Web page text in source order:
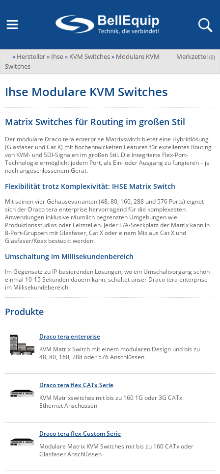
M2M Router, Antennen, VPN & SIM
SD-WAN & Bonding
KVM & Audio/Video Signalverteilung
KVM
Kabel und Verkabelung
Audio/Video
Digital Signage
USV, Energieverteilung & -messung
USV / UPS
Energiemessung
Industrielle Stromversorgung
Energieverteilung
IoT, Umgebungsmonitoring & Sensorik
IP, WLAN & GSM Sensorik
IoT - Internet of Things
Industrielle Netzwerktechnik / Kommunikation
Industrielle Computer
IT Netzwerktechnik / Kommunikation
Sonstige
Adder
ADEL system
Advantech
Advantech-Conel
AKCP / AKCess Pro
Amit
Aten
Bachmann
Black Box
Bondix
Cambium Networks
Comet System
Contemporary Controls
Digi
Elsys
Fokus Technologies
Gefen
Gude
Guntermann & Drunck
High Sec Labs
HW group
Icron
IEC Lock
Übersicht
Wissen
Neue Produkte
Veranstaltungen
Bell-Up-to-Date Magazine
Aktueller Newsletter
LAGERABVERKAUF Stromverteilung und -messung
Unternehmen
Ansprechpersonen
Veranstaltungen
Jobs & Karriere
News
Merkzettel (0)
» Hersteller» Ihse» KVM Switches» Modulare KVM
Switches
Ihse Modulare KVM Switches
Matrix Switches für Routing im großen Stil
Der modulare Draco tera enterprise Matrixswitch bietet eine Hybridlösung
(Glasfaser und Cat X) mit hochentwickelten Features für exzellentes Routing
von KVM- und SDI-Signalen im großen Stil. Die integrierte Flex-Port-
Technologie ermöglicht jedem Port, als Ein- oder Ausgang zu fungieren – je
nach angeschlossenem Gerät.
Flexibilität trotz Komplexivität: IHSE Matrix Switch
Mit seinen vier Gehäusevarianten (48, 80, 160, 288 und 576 Ports) eignet
sich der Draco tera enterprise hervorragend für die komplexesten
Anwendungen inklusive räumlich begrenzten Umgebungen wie
Produktionsstudios oder Leitstellen. Jeder E/A-Steckplatz der Matrix kann in
8-Port-Gruppen mit Glasfaser, Cat X oder einem Mix aus Cat X und
Glasfaser/Koax bestückt werden.
Umschaltung im Millisekundenbereich
Im Gegensatz zu IP-basierenden Lösungen, wo ein Umschaltvorgang schon
einmal 10-15 Sekunden dauern kann, schaltet unser Draco tera enterprise
im Millisekundebereich.
Produkte
Draco tera enterprise
KVM Matrix Switch mit einem modularen Design und bis zu
48, 80, 160, 288 oder 576 Anschlüssen
Draco tera flex CATx Serie
KVM Matrixswitches mit bis zu 160 1G oder 3G CATx
Ethernet Anschüssen
Draco tera flex Custom Serie
Modulare Matrix KVM Switches mit bis zu 160 CATx oder
Glasfaser Anschlüssen